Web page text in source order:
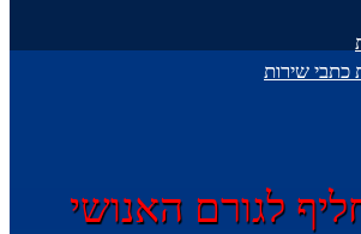
כתבי שירות
לגורם האנושי